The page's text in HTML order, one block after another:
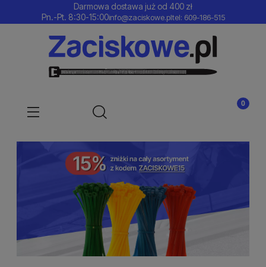
Darmowa dostawa już od 400 zł
Pn.-Pt. 8:30-15:00info@zaciskowe.pltel: 609-186-515